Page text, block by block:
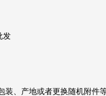
发
装、产地或者更换随机附件